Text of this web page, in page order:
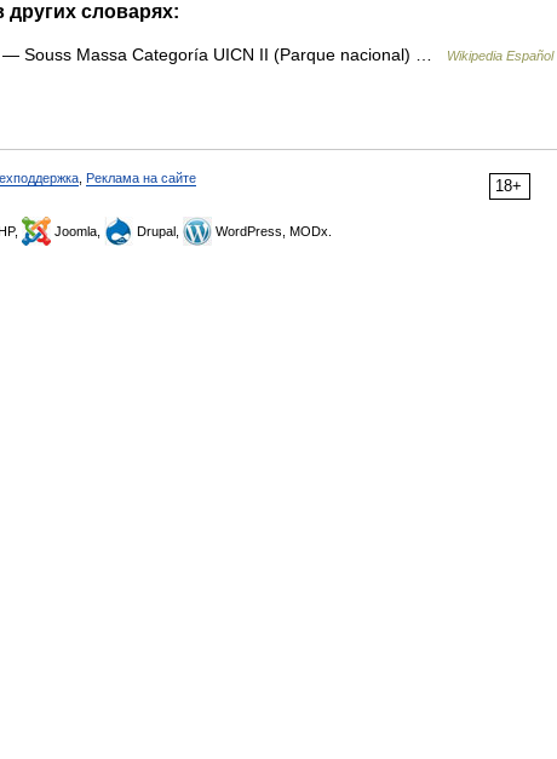
других словарях:
— Souss Massa Categoría UICN II (Parque nacional) … Wikipedia Español
18+
Реклама на сайте
Joomla, Drupal, WordPress, MODx.